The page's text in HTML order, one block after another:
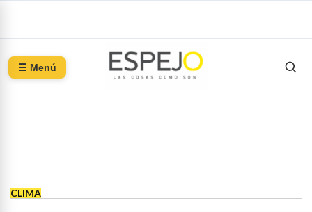
☰ Menú
CLIMA